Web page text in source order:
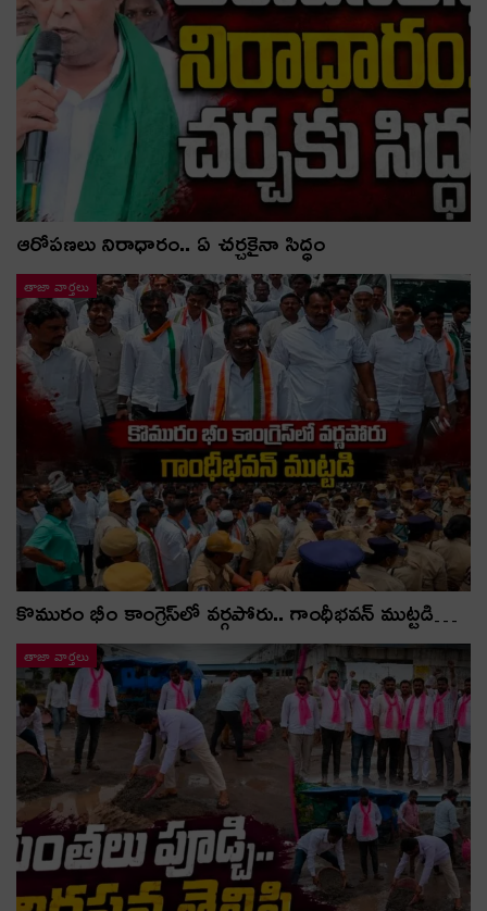
ఆరోపణలు నిరాధారం.. ఏ చర్చకైనా సిద్ధం
తాజా వార్తలు
కొమురం భీం కాంగ్రెస్‌లో వర్గపోరు.. గాంధీభవన్ ముట్టడి…
తాజా వార్తలు